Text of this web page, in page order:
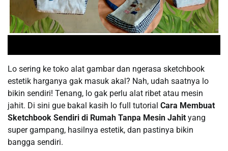
Lo sering ke toko alat gambar dan ngerasa sketchbook
estetik harganya gak masuk akal? Nah, udah saatnya lo
bikin sendiri! Tenang, lo gak perlu alat ribet atau mesin
jahit. Di sini gue bakal kasih lo full tutorial Cara Membuat
Sketchbook Sendiri di Rumah Tanpa Mesin Jahit yang
super gampang, hasilnya estetik, dan pastinya bikin
bangga sendiri.